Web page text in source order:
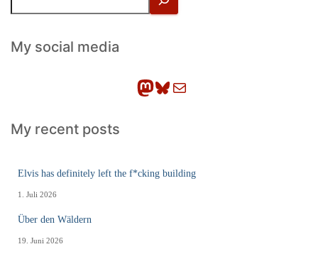
h
eMy social media
Mastodon Bluesky E-Mail
My recent posts
Elvis has definitely left the f*cking building
1. Juli 2026
Über den Wäldern
19. Juni 2026